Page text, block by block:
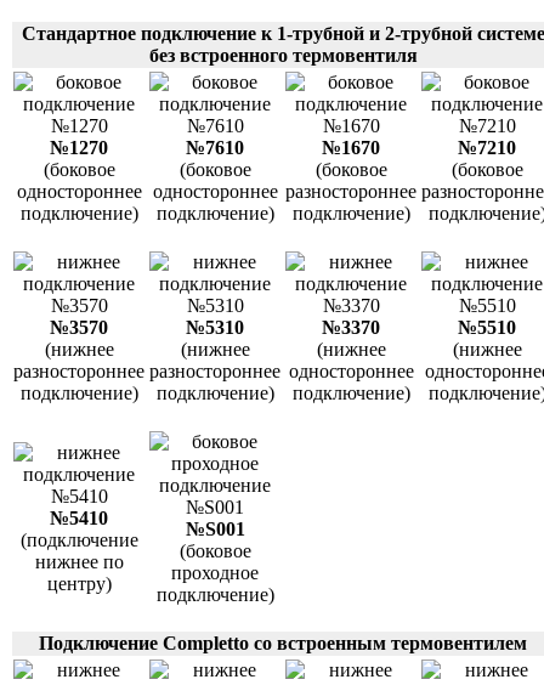
Стандартное подключение к 1-трубной и 2-трубной системе
без встроенного термовентиля
№1270
(боковое
одностороннее
подключение)
№7610
(боковое
одностороннее
подключение)
№1670
(боковое
разностороннее
подключение)
№7210
(боковое
№3570
(нижнее
разностороннее
подключение)
№5310
(нижнее
разностороннее
подключение)
№3370
(нижнее
одностороннее
подключение)
№5510
(нижнее
№5410
(подключение
нижнее по
центру)
№S001
(боковое
проходное
подключение)
Подключение Completto со встроенным термовентилем